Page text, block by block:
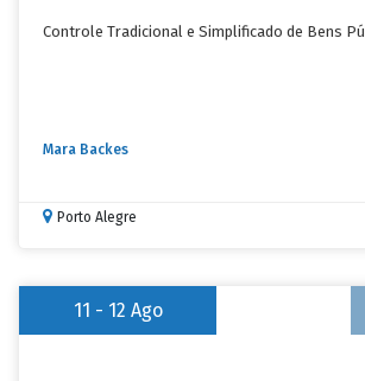
Controle Tradicional e Simplificado de Bens
Mara Backes
Porto Alegre
11 - 12 Ago